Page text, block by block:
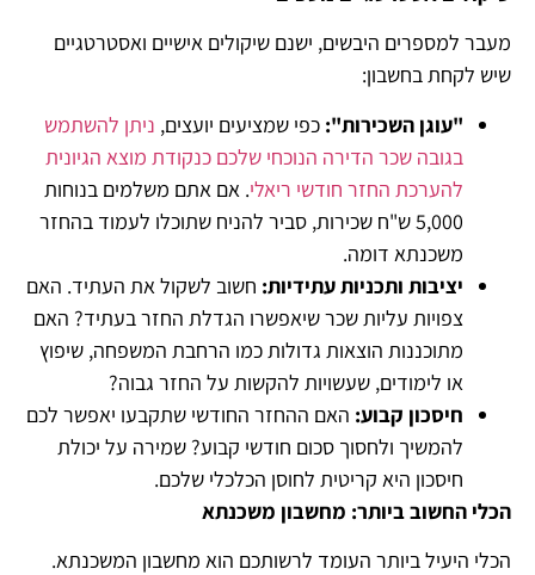
מעבר למספרים היבשים, ישנם שיקולים אישיים ואסטרטגיים
שיש לקחת בחשבון:
"עוגן השכירות": כפי שמציעים יועצים, ניתן להשתמש
בגובה שכר הדירה הנוכחי שלכם כנקודת מוצא הגיונית
להערכת החזר חודשי ריאלי. אם אתם משלמים בנוחות
5,000 ש"ח שכירות, סביר להניח שתוכלו לעמוד בהחזר
משכנתא דומה.
יציבות ותכניות עתידיות: חשוב לשקול את העתיד. האם
צפויות עליות שכר שיאפשרו הגדלת החזר בעתיד? האם
מתוכננות הוצאות גדולות כמו הרחבת המשפחה, שיפוץ
או לימודים, שעשויות להקשות על החזר גבוה?
חיסכון קבוע: האם ההחזר החודשי שתקבעו יאפשר לכם
להמשיך ולחסוך סכום חודשי קבוע? שמירה על יכולת
חיסכון היא קריטית לחוסן הכלכלי שלכם.
הכלי החשוב ביותר: מחשבון משכנתא
הכלי היעיל ביותר העומד לרשותכם הוא מחשבון המשכנתא.